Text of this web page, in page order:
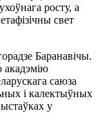
росту, а
свет
Баранавічы.
саюза
і калектыўных
у